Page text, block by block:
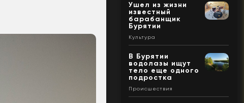
Ушел из жизни
известный
барабанщик
Бурятии
Культура
В Бурятии
водолазы ищут
тело еще одного
подростка
Происшествия